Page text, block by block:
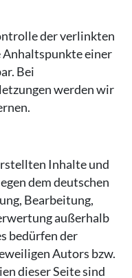
der verlinkten
Anhaltspunkte einer
Bei
werden wir
Inhalte und
dem deutschen
Bearbeitung,
außerhalb
bedürfen der
Autors bzw.
dieser Seite sind